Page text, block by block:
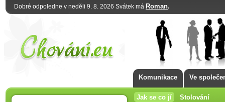
Dobré odpoledne v neděli 9. 8. 2026 Svátek má Roman.
Komunikace Ve
Jak se co jí Stolování